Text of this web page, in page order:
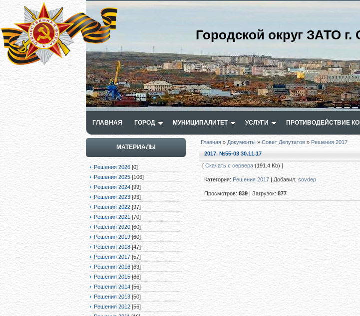
Городской округ ЗАТО г.
ГЛАВНАЯ ГОРОД МУНИЦИПАЛИТЕТ УСЛУГИ ПРОТИВОДЕЙСТВИЕ
МАТЕРИАЛЫ
Решения 2026 [0]
Решения 2025 [106]
Решения 2024 [99]
Решения 2023 [93]
Решения 2022 [97]
Решения 2021 [70]
Решения 2020 [60]
Решения 2019 [60]
Решения 2018 [47]
Решения 2017 [57]
Решения 2016 [69]
Решения 2015 [66]
Решения 2014 [56]
Решения 2013 [50]
Решения 2012 [56]
Главная »Документы »Совет Депутатов»Решения 2017
2017. №55-03 30.11.17
[ Скачать с сервера(191.4 Kb) ]
Категория:Решения 2017 |Добавил: sovdep
Просмотров:839 |Загрузок: 877